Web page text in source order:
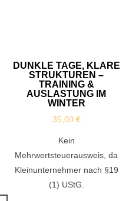
DUNKLE TAGE, KLARE
STRUKTUREN –
TRAINING &
AUSLASTUNG IM
WINTER
35,00 €
Kein
Mehrwertsteuerausweis, da
Kleinunternehmer nach §19
(1) UStG.